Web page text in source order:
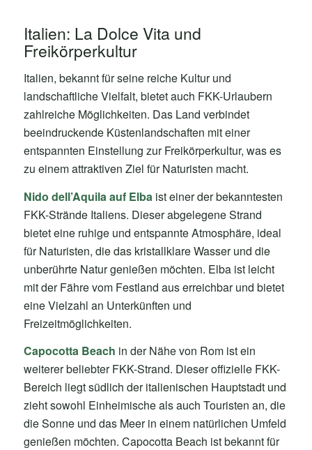
Italien: La Dolce Vita und
Freikörperkultur
Italien, bekannt für seine reiche Kultur und
landschaftliche Vielfalt, bietet auch FKK-Urlaubern
zahlreiche Möglichkeiten. Das Land verbindet
beeindruckende Küstenlandschaften mit einer
entspannten Einstellung zur Freikörperkultur, was es
zu einem attraktiven Ziel für Naturisten macht.
Nido dell’Aquila auf Elbaist einer der bekanntesten
FKK-Strände Italiens. Dieser abgelegene Strand
bietet eine ruhige und entspannte Atmosphäre, ideal
für Naturisten, die das kristallklare Wasser und die
unberührte Natur genießen möchten. Elba ist leicht
mit der Fähre vom Festland aus erreichbar und bietet
eine Vielzahl an Unterkünften und
Freizeitmöglichkeiten.
Capocotta Beach in der Nähe von Rom ist ein
weiterer beliebter FKK-Strand. Dieser offizielle FKK-
Bereich liegt südlich der italienischen Hauptstadt und
zieht sowohl Einheimische als auch Touristen an, die
die Sonne und das Meer in einem natürlichen Umfeld
genießen möchten. Capocotta Beach ist bekannt für